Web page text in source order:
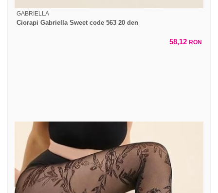
GABRIELLA
Ciorapi Gabriella Sweet code 563 20 den
58,12 RON